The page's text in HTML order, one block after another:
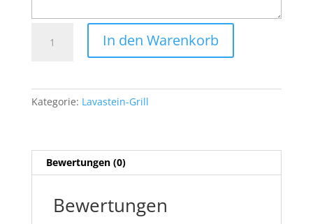
Souvlaki
In den Warenkorb
Kategorie: Lavastein-Grill
Bewertungen (0)
Bewertungen